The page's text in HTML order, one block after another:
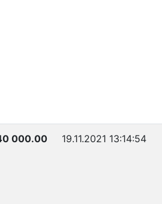
000.00 19.11.2021 13:14:54